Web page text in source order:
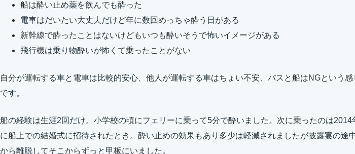
船は酔い止め薬を飲んでも酔った
電車はだいたい大丈夫だけど年に数回めっちゃ酔う日がある
新幹線で酔ったことはないけどもいつも酔いそうで怖いイメージがある
飛行機は乗り物酔いが怖くて乗ったことがない
自分が運転する車と電車は比較的安心、他人が運転する車はちょい不安、バスと船はNGという感
です。
船の経験は生涯2回だけ。小学校の頃にフェリーに乗って5分で酔いました。次に乗ったのは2014
に船上での結婚式に招待されたとき。酔い止めの効果もあり多少は軽減されましたが披露宴の途
から離脱してそこからずっと甲板にいました。